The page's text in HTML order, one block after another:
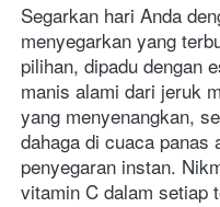
Segarkan hari Anda
menyegarkan yang
pilihan, dipadu dengan
manis alami dari jeruk
yang menyenangkan,
dahaga di cuaca panas
penyegaran instan.
vitamin C dalam setiap